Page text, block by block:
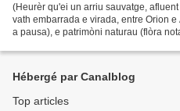
(Heurèr qu'ei un arriu sauvatge,
vath embarrada e virada, entre Orion
a pausa), e patrimòni naturau (flòra
Hébergé par Canalblog
Top articles